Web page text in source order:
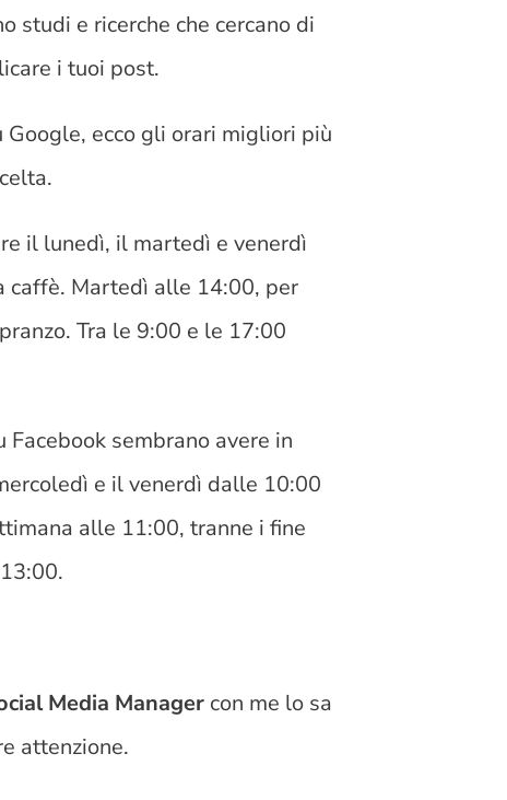
studi e ricerche che cercano di
i tuoi post.
Google, ecco gli orari migliori più
il lunedì, il martedì e venerdì
Martedì alle 14:00, per
Tra le 9:00 e le 17:00
sembrano avere in
e il venerdì dalle 10:00
alle 11:00, tranne i fine
Media Manager con me lo sa
attenzione.